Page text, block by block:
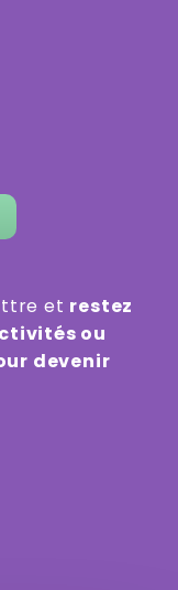
et restez
ou
devenir